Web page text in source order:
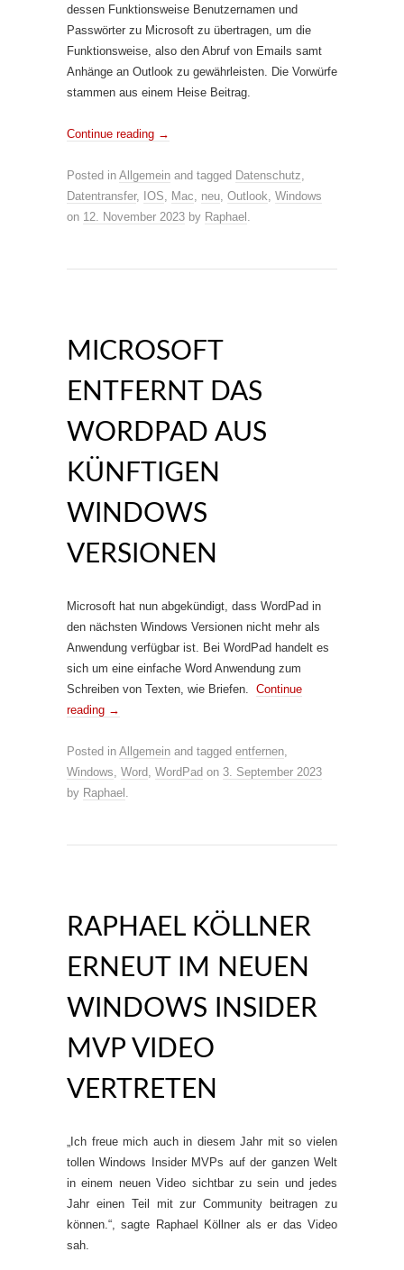
dessen Funktionsweise Benutzernamen und
Passwörter zu Microsoft zu übertragen, um die
Funktionsweise, also den Abruf von Emails samt
Anhänge an Outlook zu gewährleisten. Die Vorwürfe
stammen aus einem Heise Beitrag.
Continue reading →
Posted in Allgemein and tagged Datenschutz,
Datentransfer, IOS, Mac, neu, Outlook, Windows
on 12. November 2023 by Raphael .
MICROSOFT
ENTFERNT DAS
WORDPAD AUS
KÜNFTIGEN
WINDOWS
VERSIONEN
Microsoft hat nun abgekündigt, dass WordPad in
den nächsten Windows Versionen nicht mehr als
Anwendung verfügbar ist. Bei WordPad handelt es
sich um eine einfache Word Anwendung zum
Schreiben von Texten, wie Briefen. Continue
reading →
Posted in Allgemein and tagged entfernen,
Windows, Word, WordPad on 3. September 2023
by Raphael .
RAPHAEL KÖLLNER
ERNEUT IM NEUEN
WINDOWS INSIDER
MVP VIDEO
VERTRETEN
„Ich freue mich auch in diesem Jahr mit so vielen
tollen Windows Insider MVPs auf der ganzen Welt
in einem neuen Video sichtbar zu sein und jedes
Jahr einen Teil mit zur Community beitragen zu
können.“, sagte Raphael Köllner als er das Video
sah.